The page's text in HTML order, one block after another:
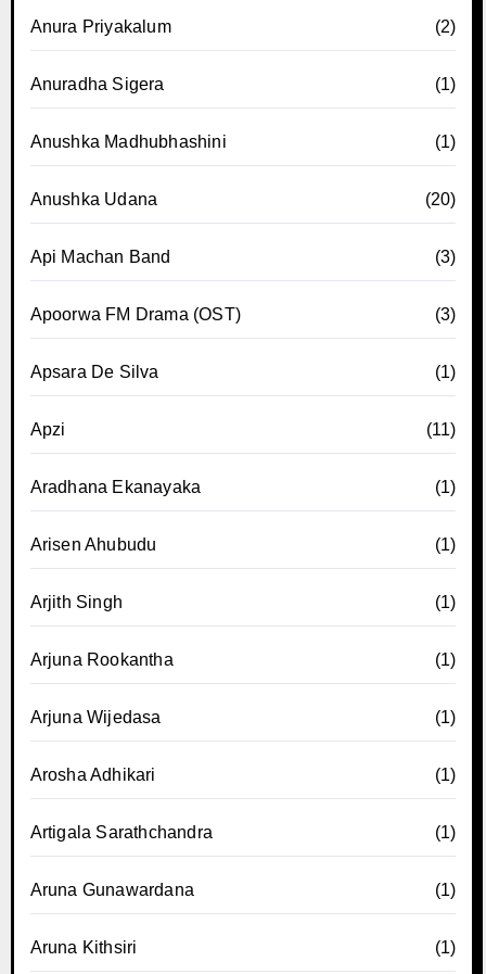
Anura Priyakalum (2)
Anuradha Sigera (1)
Anushka Madhubhashini (1)
Anushka Udana (20)
Api Machan Band (3)
Apoorwa FM Drama (OST) (3)
Apsara De Silva (1)
Apzi (11)
Aradhana Ekanayaka (1)
Arisen Ahubudu (1)
Arjith Singh (1)
Arjuna Rookantha (1)
Arjuna Wijedasa (1)
Arosha Adhikari (1)
Artigala Sarathchandra (1)
Aruna Gunawardana (1)
Aruna Kithsiri (1)